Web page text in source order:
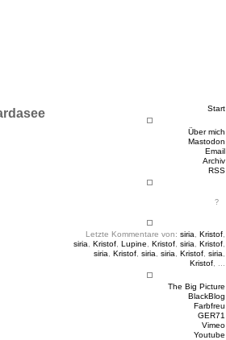
Start
Über mich
Mastodon
Email
Archiv
RSS
Letzte Kommentare von: siria Kristof
siria
Kristof Lupine Kristof siria Kristof
siria
Kristof siria siria Kristof siria
Kristof
The Big Picture
BlackBlog
Farbfreu
GER71
Vimeo
Youtube